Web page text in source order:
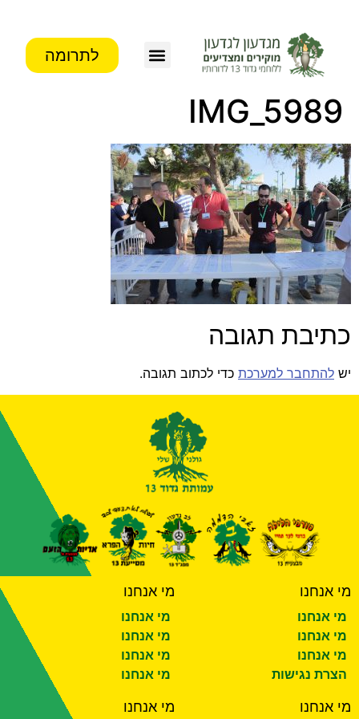
לתרומה
IMG_5989
כתיבת תגובה
יש להתחבר למערכת כדי לכתוב תגובה.
מי אנחנו
מי אנחנו
מי אנחנו
מי אנחנו
הצרת נגישות
מי אנחנו
מי אנחנו
מי אנחנו
מי אנחנו
מי אנחנו
מי אנחנו מי אנחנו